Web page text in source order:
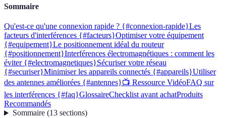
Sommaire
Qu'est-ce qu'une connexion rapide ? {#connexion-rapide}Les
facteurs d'interférences {#facteurs}Optimiser votre équipement
{#equipement}Le positionnement idéal du routeur
{#positionnement}Interférences électromagnétiques : comment les
éviter {#electromagnetiques}Sécuriser votre réseau
{#securiser}Minimiser les appareils connectés {#appareils}Utiliser
des antennes améliorées {#antennes}📺 Ressource VidéoFAQ sur
les interférences {#faq}GlossaireChecklist avant achatProduits
Recommandés
Sommaire(13 sections)